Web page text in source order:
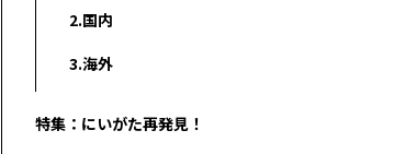
2.国内
3.海外
特集：にいがた再発見！